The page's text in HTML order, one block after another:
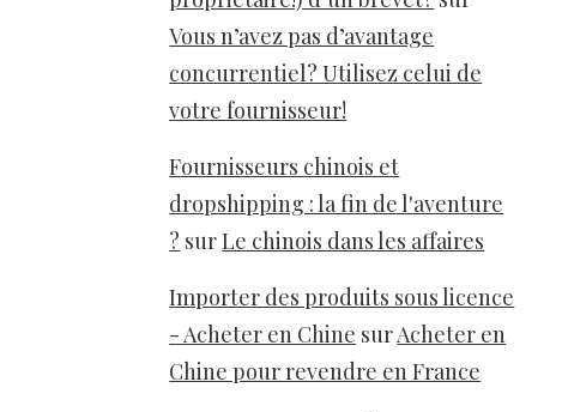
Vous n’avez pas d’avantage
concurrentiel? Utilisez celui de
votre fournisseur!
Fournisseurs chinois et
dropshipping : la fin de l'aventure
? surLe chinois dans les affaires
Importer des produits sous licence
- Acheter en Chine surAcheter en
Chine pour revendre en France